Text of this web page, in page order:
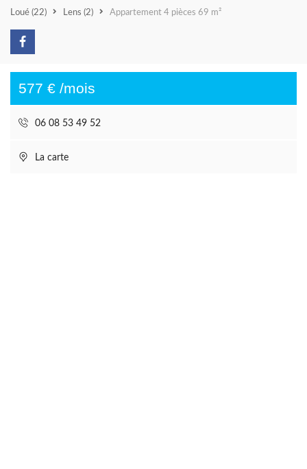
Loué (22) Lens (2) Appartement 4 pièces 69 m²
577 € /mois
06 08 53 49 52
La carte